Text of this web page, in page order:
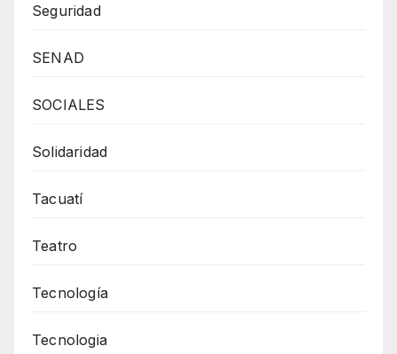
Seguridad
SENAD
SOCIALES
Solidaridad
Tacuatí
Teatro
Tecnología
Tecnologia